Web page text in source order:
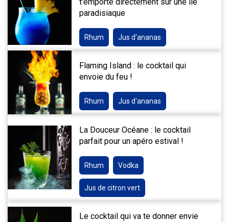
paradisiaque
Rhum Jus d'ananas
Flaming Island : le cocktail qui
envoie du feu !
Rhum Jus d'ananas
La Douceur Océane : le cocktail
parfait pour un apéro estival !
Rhum Vodka
Jus de citron vert
Le cocktail qui va te donner envie